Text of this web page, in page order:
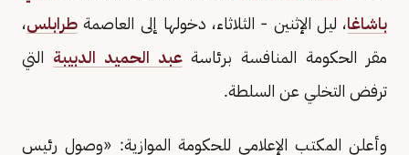
باشاغا، ليل الإثنين - الثلاثاء، دخولها إلى العاصمة طرابلس،
مقر الحكومة المنافسة برئاسةعبد الحميد الدبيبة التي
ترفض التخلي عن السلطة.
وأعلن المكتب الإعلامي للحكومة الموازية: «وصول رئيس